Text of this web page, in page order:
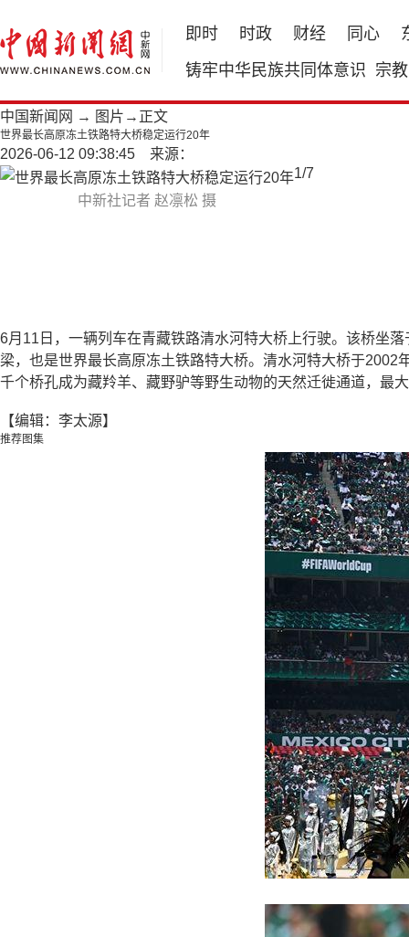
即时 时政 财经 同心
铸牢中华民族共同体意识 宗教
中国新闻网 → 图片 →正文
世界最长高原冻土铁路特大桥稳定运行20年
2026-06-12 09:38:45 来源：
中新社记者 赵凛松 摄
1/7
6月11日，一辆列车在青藏铁路清水河特大桥上行驶。该桥坐
梁，也是世界最长高原冻土铁路特大桥。清水河特大桥于
千个桥孔成为藏羚羊、藏野驴等野生动物的天然迁徙通道，最
【编辑：李太源】
推荐图集